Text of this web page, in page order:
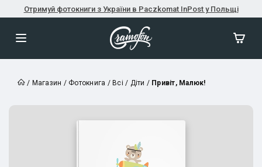
Отримуй фотокниги з України в Paczkomat InPost у Польщі
/ Магазин / Фотокнига / Всі / Діти / Привіт, Малюк!